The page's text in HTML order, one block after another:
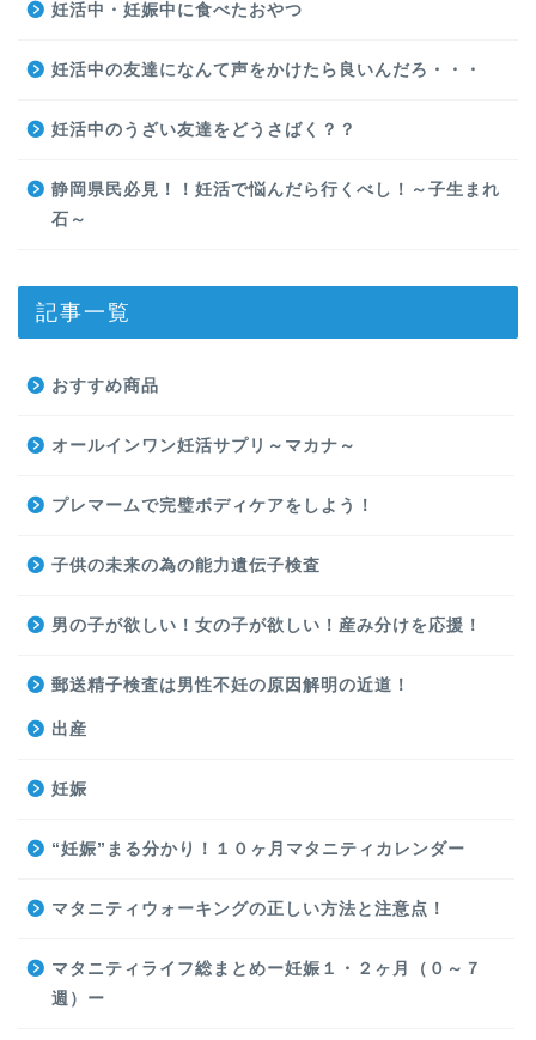
妊活中・妊娠中に食べたおやつ
妊活中の友達になんて声をかけたら良いんだろ・・・
妊活中のうざい友達をどうさばく？？
静岡県民必見！！妊活で悩んだら行くべし！～子生まれ
石～
記事一覧
おすすめ商品
オールインワン妊活サプリ～マカナ～
プレマームで完璧ボディケアをしよう！
子供の未来の為の能力遺伝子検査
男の子が欲しい！女の子が欲しい！産み分けを応援！
郵送精子検査は男性不妊の原因解明の近道！
出産
妊娠
“妊娠”まる分かり！１０ヶ月マタニティカレンダー
マタニティウォーキングの正しい方法と注意点！
マタニティライフ総まとめー妊娠１・２ヶ月（０～７
週）ー